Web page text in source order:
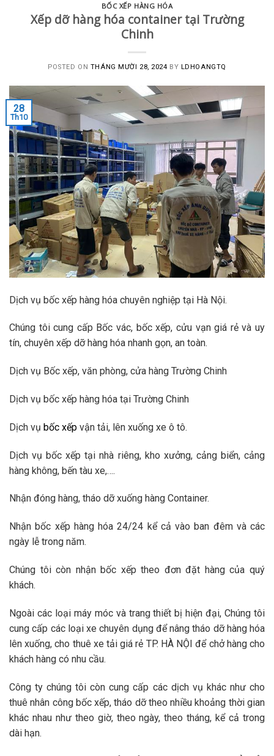
BỐC XẾP HÀNG HÓA
Xếp dỡ hàng hóa container tại Trường
Chinh
POSTED ON THÁNG MƯỜI 28, 2024 BY LDHOANGTQ
28
Th10
Dịch vụ bốc xếp hàng hóa chuyên nghiệp tại Hà Nội.
Chúng tôi cung cấp Bốc vác, bốc xếp, cửu vạn giá rẻ và uy
tín, chuyên xếp dỡ hàng hóa nhanh gọn, an toàn.
Dịch vụ Bốc xếp, văn phòng, cửa hàng Trường Chinh
Dịch vụ bốc xếp hàng hóa tại Trường Chinh
Dịch vụ bốc xếp vận tải, lên xuống xe ô tô.
Dịch vụ bốc xếp tại nhà riêng, kho xưởng, cảng biển, cảng
hàng không, bến tàu xe,….
Nhận đóng hàng, tháo dỡ xuống hàng Container.
Nhận bốc xếp hàng hóa 24/24 kể cả vào ban đêm và các
ngày lễ trong năm.
Chúng tôi còn nhận bốc xếp theo đơn đặt hàng của quý
khách.
Ngoài các loại máy móc và trang thiết bị hiện đại, Chúng tôi
cung cấp các loại xe chuyên dụng để nâng tháo dỡ hàng hóa
lên xuống, cho thuê xe tải giá rẻ TP. HÀ NỘI để chở hàng cho
khách hàng có nhu cầu.
Công ty chúng tôi còn cung cấp các dịch vụ khác như cho
thuê nhân công bốc xếp, tháo dỡ theo nhiều khoảng thời gian
khác nhau như theo giờ, theo ngày, theo tháng, kể cả trong
dài hạn.